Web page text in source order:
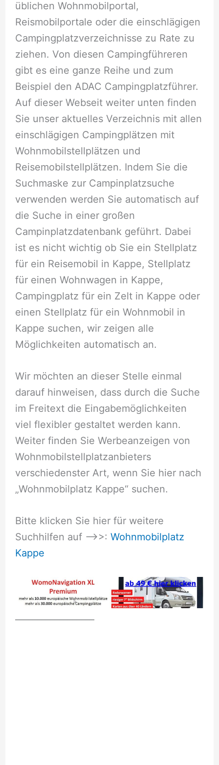
üblichen Wohnmobilportal,
Reismobilportale oder die einschlägigen
Campingplatzverzeichnisse zu Rate zu
ziehen. Von diesen Campingführeren
gibt es eine ganze Reihe und zum
Beispiel den ADAC Campingplatzführer.
Auf dieser Webseit weiter unten finden
Sie unser aktuelles Verzeichnis mit allen
einschlägigen Campingplätzen mit
Wohnmobilstellplätzen und
Reisemobilstellplätzen. Indem Sie die
Suchmaske zur Campinplatzsuche
verwenden werden Sie automatisch auf
die Suche in einer großen
Campinplatzdatenbank geführt. Dabei
ist es nicht wichtig ob Sie ein Stellplatz
für ein Reisemobil in Kappe, Stellplatz
für einen Wohnwagen in Kappe,
Campingplatz für ein Zelt in Kappe oder
einen Stellplatz für ein Wohnmobil in
Kappe suchen, wir zeigen alle
Möglichkeiten automatisch an.
Wir möchten an dieser Stelle einmal
darauf hinweisen, dass durch die Suche
im Freitext die Eingabemöglichkeiten
viel flexibler gestaltet werden kann.
Weiter finden Sie Werbeanzeigen von
Wohnmobilstellplatzanbieters
verschiedenster Art, wenn Sie hier nach
„Wohnmobilplatz Kappe“ suchen.
Bitte klicken Sie hier für weitere
Suchhilfen auf –>>: Wohnmobilplatz
Kappe